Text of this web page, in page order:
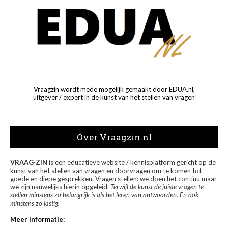
Vraagzin wordt mede mogelijk gemaakt door EDUA.nl,
uitgever / expert in de kunst van het stellen van vragen
Over Vraagzin.nl
VRAAG·ZIN is een educatieve website / kennisplatform gericht op de
kunst van het stellen van vragen en doorvragen om te komen tot
goede en diepe gesprekken. Vragen stellen: we doen het continu maar
we zijn nauwelijks hierin opgeleid. Terwijl de kunst de juiste vragen te
stellen minstens zo belangrijk is als het leren van antwoorden. En ook
minstens zo lastig.
Meer informatie: